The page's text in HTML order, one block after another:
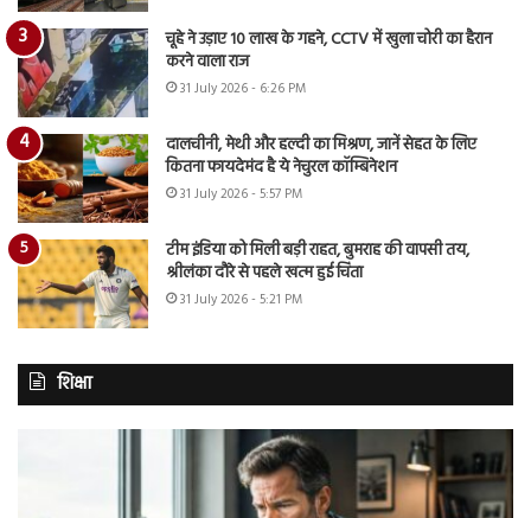
चूहे ने उड़ाए 10 लाख के गहने, CCTV में खुला चोरी का हैरान
करने वाला राज
31 July 2026 - 6:26 PM
दालचीनी, मेथी और हल्दी का मिश्रण, जानें सेहत के लिए
कितना फायदेमंद है ये नेचुरल कॉम्बिनेशन
31 July 2026 - 5:57 PM
टीम इंडिया को मिली बड़ी राहत, बुमराह की वापसी तय,
श्रीलंका दौरे से पहले खत्म हुई चिंता
31 July 2026 - 5:21 PM
शिक्षा